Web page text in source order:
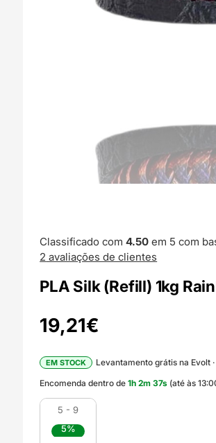
Classificado com4.50 em 5 com
2 avaliações de clientes
PLA Silk (Refill) 1kg
19,21€
EM STOCK
Levantamento grátis na Evolt
Encomenda dentro de1h2m35s(até às
5 - 9
5%